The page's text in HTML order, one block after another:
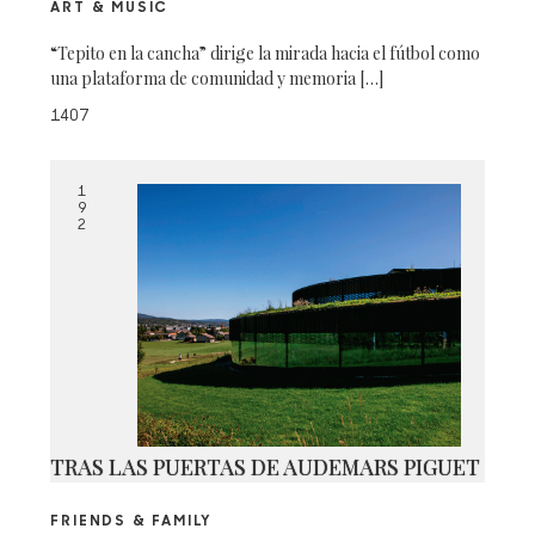
ART & MUSIC
“Tepito en la cancha” dirige la mirada hacia el fútbol como
una plataforma de comunidad y memoria […]
1407
1
9
2
TRAS LAS PUERTAS DE AUDEMARS PIGUET
FRIENDS & FAMILY